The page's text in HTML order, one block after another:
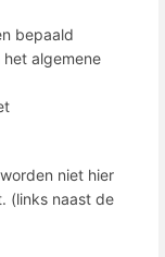
bepaald
algemene
niet hier
(links naast de